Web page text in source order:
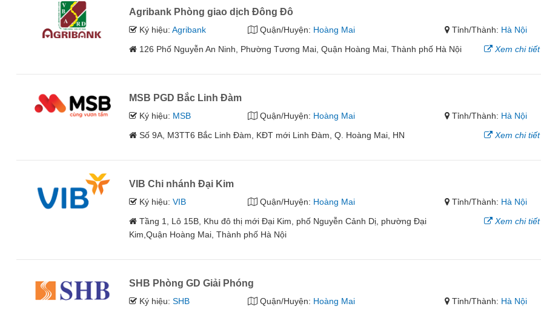
Agribank Phòng giao dịch Đông Đô
Ký hiệu:Agribank Quận/Huyện: Hoàng Mai Tỉnh/Thành: Hà Nội
126 Phố Nguyễn An Ninh, Phường Tương Mai, Quận Hoàng Mai, Thành phố Hà Nội
Xem chi tiết
MSB PGD Bắc Linh Đàm
Ký hiệu: MSB Quận/Huyện: Hoàng Mai Tỉnh/Thành: Hà Nội
Số 9A, M3TT6 Bắc Linh Đàm, KĐT mới Linh Đàm, Q. Hoàng Mai, HN
Xem chi tiết
VIB Chi nhánh Đại Kim
Ký hiệu:VIB Quận/Huyện: Hoàng Mai Tỉnh/Thành: Hà Nội
Tầng 1, Lô 15B, Khu đô thị mới Đại Kim, phố Nguyễn Cảnh Dị, phường Đại
Kim,Quận Hoàng Mai, Thành phố Hà Nội
Xem chi tiết
SHB Phòng GD Giải Phóng
Ký hiệu:SHB Quận/Huyện: Hoàng Mai Tỉnh/Thành: Hà Nội